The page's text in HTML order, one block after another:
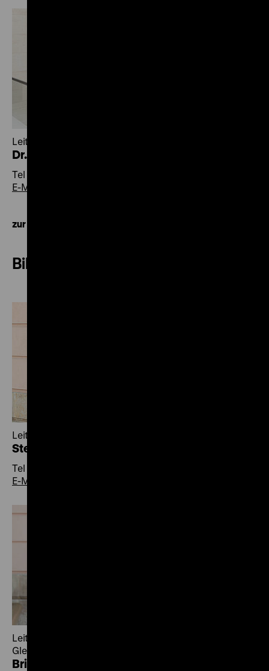
Leiter Wechselausstellungen und Projekte
Dr. Philipp Springer
Tel +49 30 20304-132
E-Mail
zur Kontaktübersicht
Bildung und Vermittlung
Leiter Bildung und Vermittlung
Stefan Bresky
Tel +49 30 20304-753
E-Mail
Leiterin Bildung und Vermittlung /
Gleichstellungsbeauftragte
Brigitte Vogel-Janotta